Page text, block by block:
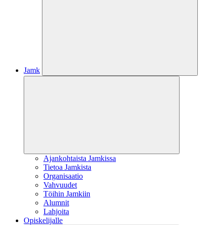
Jamk
Ajankohtaista Jamkissa
Tietoa Jamkista
Organisaatio
Vahvuudet
Töihin Jamkiin
Alumnit
Lahjoita
Opiskelijalle